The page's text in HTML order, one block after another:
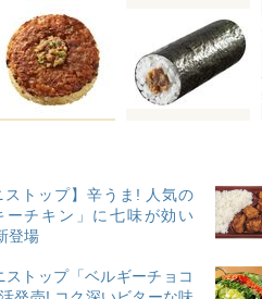
ストップ】辛うま! 人気の
ーチキン」に七味が効い
登場
ストップ「ベルギーチョコ